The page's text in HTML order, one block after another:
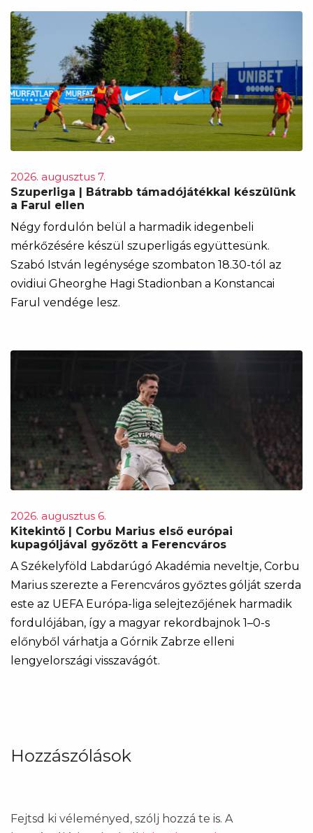
2026. augusztus 7.
Szuperliga | Bátrabb támadójátékkal készülünk
a Farul ellen
Négy fordulón belül a harmadik idegenbeli
mérkőzésére készül szuperligás együttesünk.
Szabó István legénysége szombaton 18.30-tól az
ovidiui Gheorghe Hagi Stadionban a Konstancai
Farul vendége lesz.
2026. augusztus 6.
Kitekintő | Corbu Marius első európai
kupagóljával győzött a Ferencváros
A Székelyföld Labdarúgó Akadémia neveltje, Corbu
Marius szerezte a Ferencváros győztes gólját szerda
este az UEFA Európa-liga selejtezőjének harmadik
fordulójában, így a magyar rekordbajnok 1–0-s
előnyből várhatja a Górnik Zabrze elleni
lengyelországi visszavágót.
Hozzászólások
Fejtsd ki véleményed, szólj hozzá te is. A